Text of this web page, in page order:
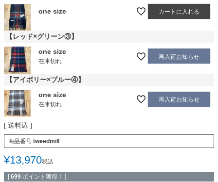
one size カートに入れる
【レッド×グリーン③】
one size
在庫切れ
再入荷お知らせ
【アイボリー×ブルー④】
one size
在庫切れ
再入荷お知らせ
送料込
商品番号 tweedmill
¥13,970税込
[ 699 ポイント獲得！ ]